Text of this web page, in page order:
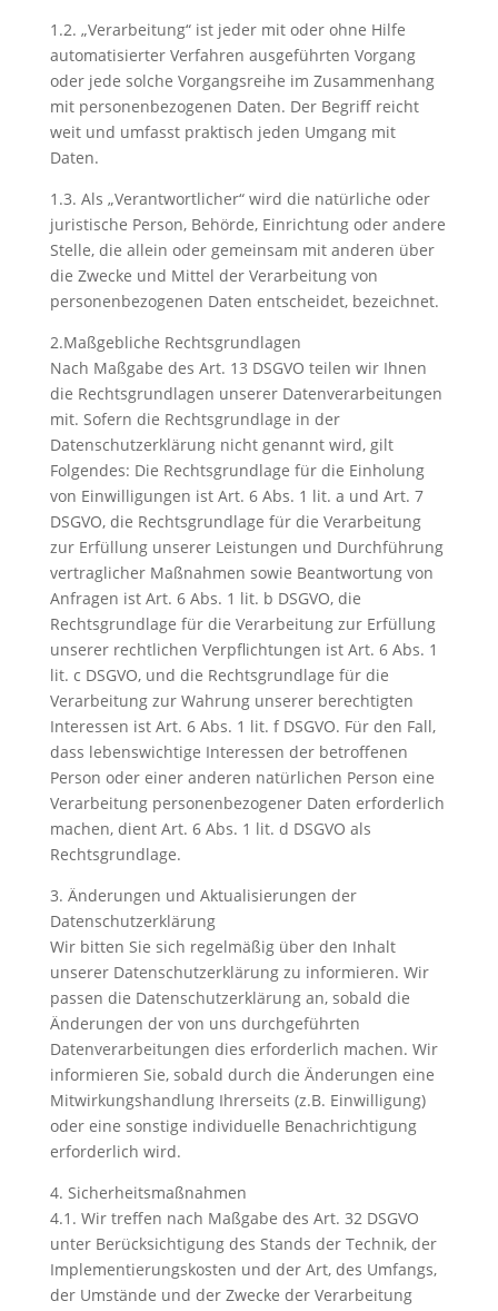
1.2. „Verarbeitung“ ist jeder mit oder ohne Hilfe
automatisierter Verfahren ausgeführten Vorgang
oder jede solche Vorgangsreihe im Zusammenhang
mit personenbezogenen Daten. Der Begriff reicht
weit und umfasst praktisch jeden Umgang mit
Daten.
1.3. Als „Verantwortlicher“ wird die natürliche oder
juristische Person, Behörde, Einrichtung oder andere
Stelle, die allein oder gemeinsam mit anderen über
die Zwecke und Mittel der Verarbeitung von
personenbezogenen Daten entscheidet, bezeichnet.
2.Maßgebliche Rechtsgrundlagen
Nach Maßgabe des Art. 13 DSGVO teilen wir Ihnen
die Rechtsgrundlagen unserer Datenverarbeitungen
mit. Sofern die Rechtsgrundlage in der
Datenschutzerklärung nicht genannt wird, gilt
Folgendes: Die Rechtsgrundlage für die Einholung
von Einwilligungen ist Art. 6 Abs. 1 lit. a und Art. 7
DSGVO, die Rechtsgrundlage für die Verarbeitung
zur Erfüllung unserer Leistungen und Durchführung
vertraglicher Maßnahmen sowie Beantwortung von
Anfragen ist Art. 6 Abs. 1 lit. b DSGVO, die
Rechtsgrundlage für die Verarbeitung zur Erfüllung
unserer rechtlichen Verpflichtungen ist Art. 6 Abs. 1
lit. c DSGVO, und die Rechtsgrundlage für die
Verarbeitung zur Wahrung unserer berechtigten
Interessen ist Art. 6 Abs. 1 lit. f DSGVO. Für den Fall,
dass lebenswichtige Interessen der betroffenen
Person oder einer anderen natürlichen Person eine
Verarbeitung personenbezogener Daten erforderlich
machen, dient Art. 6 Abs. 1 lit. d DSGVO als
Rechtsgrundlage.
3. Änderungen und Aktualisierungen der
Datenschutzerklärung
Wir bitten Sie sich regelmäßig über den Inhalt
unserer Datenschutzerklärung zu informieren. Wir
passen die Datenschutzerklärung an, sobald die
Änderungen der von uns durchgeführten
Datenverarbeitungen dies erforderlich machen. Wir
informieren Sie, sobald durch die Änderungen eine
Mitwirkungshandlung Ihrerseits (z.B. Einwilligung)
oder eine sonstige individuelle Benachrichtigung
erforderlich wird.
4. Sicherheitsmaßnahmen
4.1. Wir treffen nach Maßgabe des Art. 32 DSGVO
unter Berücksichtigung des Stands der Technik, der
Implementierungskosten und der Art, des Umfangs,
der Umstände und der Zwecke der Verarbeitung